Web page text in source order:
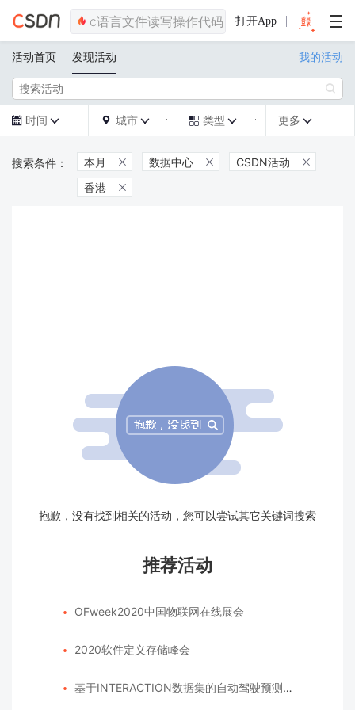
打开App
活动首页 发现活动 我的活动

 时间   城市   类型  更多 
本月  数据中心  CSDN活动 
香港 
抱歉，没有找到相关的活动，您可以尝试其它关键词搜索
推荐活动
 OFweek2020中国物联网在线展会
 2020软件定义存储峰会
 基于INTERACTION数据集的自动驾驶预测模型挑战赛